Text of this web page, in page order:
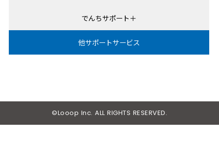
でんちサポート＋
他サポートサービス
©Looop Inc. ALL RIGHTS RESERVED.